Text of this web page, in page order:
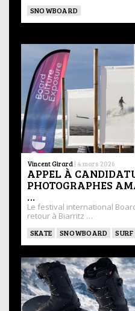
SNOWBOARD
Vincent Girard | 4 mars 2026
APPEL À
PHOTOGRAPHES
…
Le festival international
retour à Biarritz …
SKATE SNOWBOARD SURF